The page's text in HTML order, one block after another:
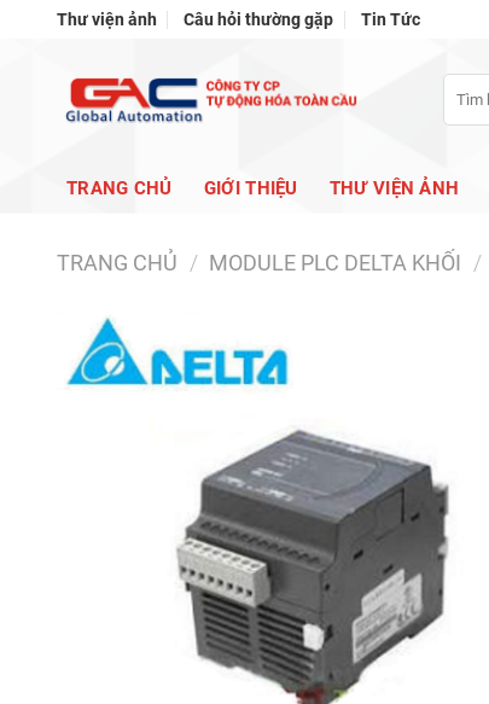
Thư viện ảnh Câu hỏi thường gặp Tin Tức
Tìm
kiếm:
TRANG CHỦ GIỚI THIỆU THƯ VIỆN ẢNH
TRANG CHỦ / MODULE PLC DELTA KHỐI /